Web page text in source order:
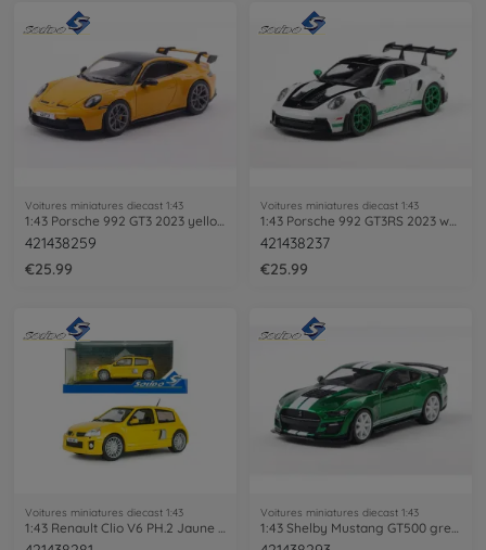
Voitures miniatures diecast 1:43
1:43 Porsche 992 GT3 2023 yellow
421438259
€25.99
Voitures miniatures diecast 1:43
1:43 Porsche 992 GT3RS 2023 white
421438237
€25.99
Voitures miniatures diecast 1:43 Voitures miniatures diecast 1:43